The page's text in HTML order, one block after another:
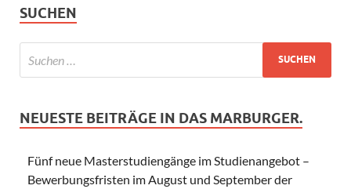
SUCHEN
NEUESTE BEITRÄGE IN DAS MARBURGER.
Fünf neue Masterstudiengänge im Studienangebot –
Bewerbungsfristen im August und September der